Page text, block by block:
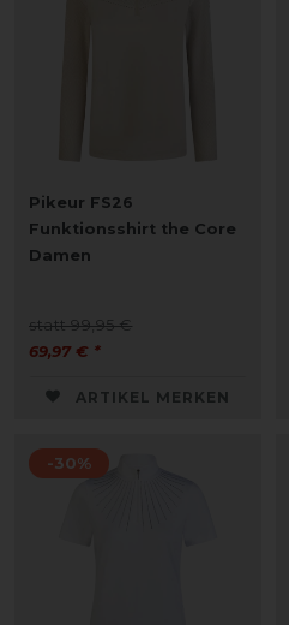
Pikeur FS26
Funktionsshirt the Core
Damen
statt 99,95 €
69,97 € *
ARTIKEL MERKEN
-30%